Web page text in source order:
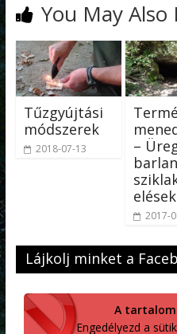
You May Also
Tűzgyújtási
módszerek
2018-07-13
–
elések
2017-
Lájkolj minket a
A
Engedélyezd a